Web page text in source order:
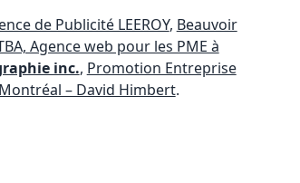
de Publicité LEEROY, Beauvoir
Agence web pour les PME à
inc., Promotion Entreprise
– David Himbert.